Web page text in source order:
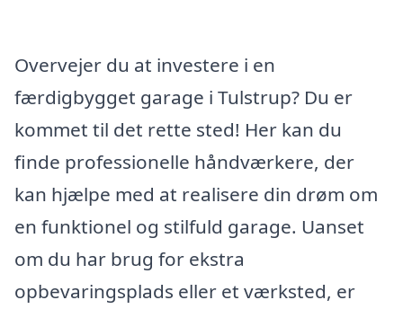
Overvejer du at investere i en
færdigbygget garage i Tulstrup? Du er
kommet til det rette sted! Her kan du
finde professionelle håndværkere, der
kan hjælpe med at realisere din drøm om
en funktionel og stilfuld garage. Uanset
om du har brug for ekstra
opbevaringsplads eller et værksted, er